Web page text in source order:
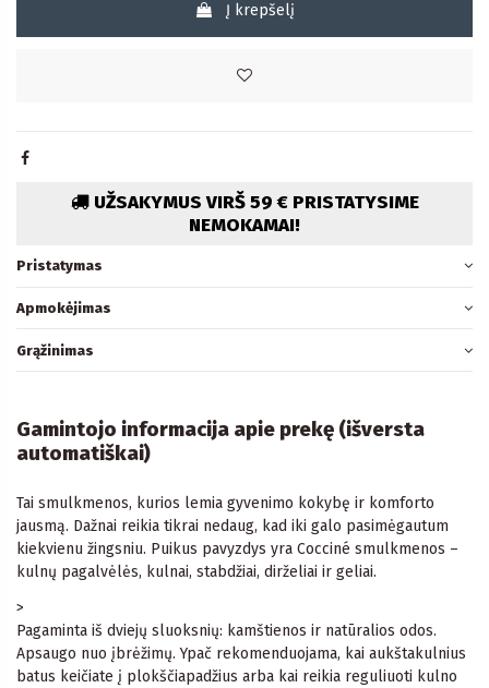
Į krepšelį
UŽSAKYMUS VIRŠ 59 € PRISTATYSIME
NEMOKAMAI!
Pristatymas
Apmokėjimas
Grąžinimas
Gamintojo informacija apie prekę (išversta
automatiškai)
Tai smulkmenos, kurios lemia gyvenimo kokybę ir komforto
jausmą. Dažnai reikia tikrai nedaug, kad iki galo pasimėgautum
kiekvienu žingsniu. Puikus pavyzdys yra Cocciné smulkmenos –
kulnų pagalvėlės, kulnai, stabdžiai, dirželiai ir geliai.
>
Pagaminta iš dviejų sluoksnių: kamštienos ir natūralios odos.
Apsaugo nuo įbrėžimų. Ypač rekomenduojama, kai aukštakulnius
batus keičiate į plokščiapadžius arba kai reikia reguliuoti kulno